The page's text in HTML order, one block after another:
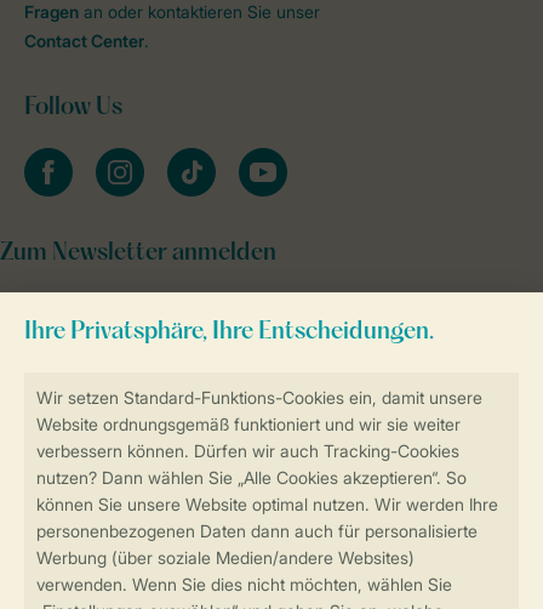
Sicher und schnell zur Online-Buchung
Sichere Datenübertragung
Sicheres Bezahlen
Fragen an oder kontaktieren Sie unser
Contact Center.
Follow Us
facebookinstagramtiktok youtube
Zum Newsletter anmelden